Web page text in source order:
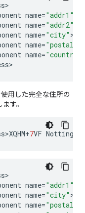
name="addr1"
name="addr2"
name="city" >
name=
name="country"
>
使用した完全な住所の
す。
+7VF
name="addr1"
name="city" >
name=